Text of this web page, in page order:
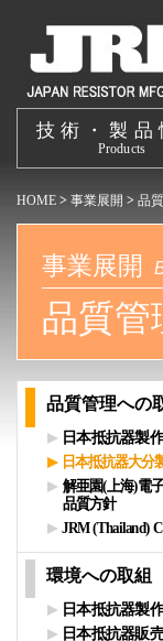
技術・製品
Products
HOME > 事業展開 > 品
事業展開
品質管
品質管理への
日本抵抗器製
日本抵抗器大分
解亜園(上海)電
品質方針
JRM (Thailand)
環境への取組
日本抵抗器製
日本抵抗器販